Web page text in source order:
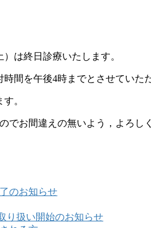
は終日診療いたします。
間を午後4時までとさせていた
。
でお間違えの無いよう，よろし
のお知らせ
扱い開始のお知らせ